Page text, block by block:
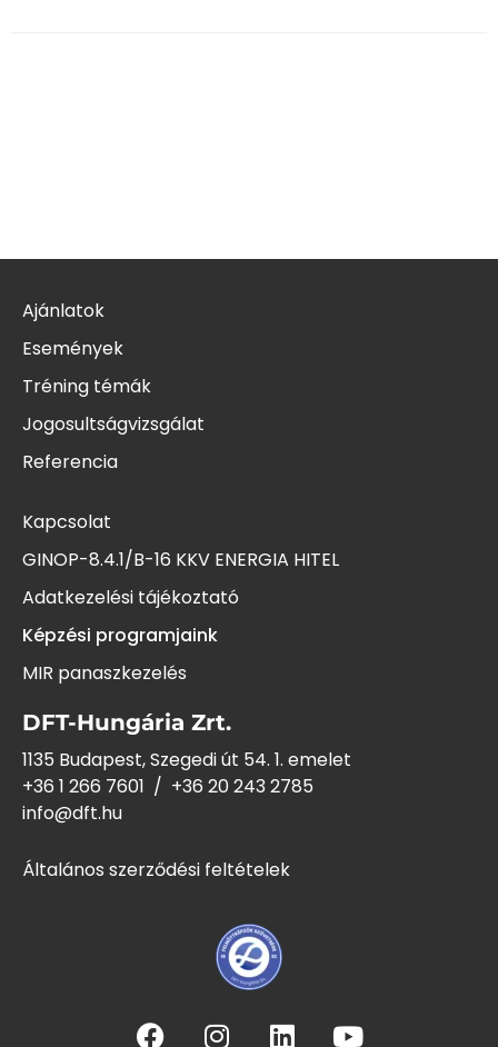
Ajánlatok
Események
Tréning témák
Jogosultságvizsgálat
Referencia
Kapcsolat
GINOP-8.4.1/B-16 KKV ENERGIA HITEL
Adatkezelési tájékoztató
Képzési programjaink
MIR panaszkezelés
DFT-Hungária Zrt.
1135 Budapest, Szegedi út 54. 1. emelet
+36 1 266 7601 / +36 20 243 2785
info@dft.hu
Általános szerződési feltételek